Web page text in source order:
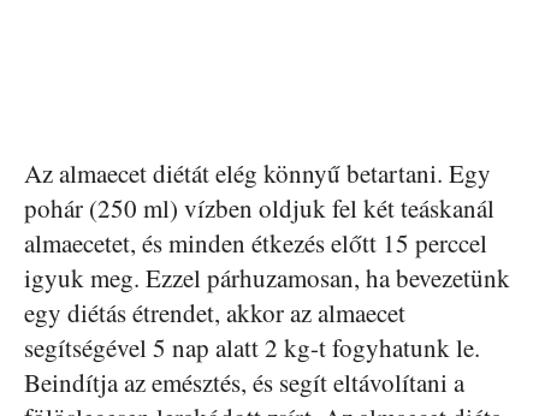
Az almaecet diétát elég könnyű betartani. Egy
pohár (250 ml) vízben oldjuk fel két teáskanál
almaecetet, és minden étkezés előtt 15 perccel
igyuk meg. Ezzel párhuzamosan, ha bevezetünk
egy diétás étrendet, akkor az almaecet
segítségével 5 nap alatt 2 kg-t fogyhatunk le.
Beindítja az emésztés, és segít eltávolítani a